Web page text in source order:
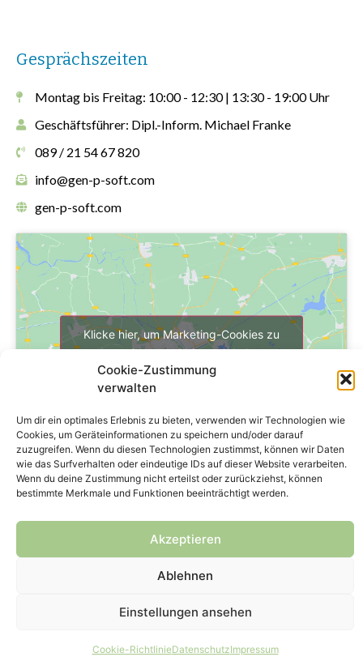
Cookie-Zustimmung
verwalten
Um dir ein optimales Erlebnis zu bieten, verwenden wir Technologien wie
Cookies, um Geräteinformationen zu speichern und/oder darauf
zuzugreifen. Wenn du diesen Technologien zustimmst, können wir Daten
wie das Surfverhalten oder eindeutige IDs auf dieser Website verarbeiten.
Wenn du deine Zustimmung nicht erteilst oder zurückziehst, können
bestimmte Merkmale und Funktionen beeinträchtigt werden.
Akzeptieren
Ablehnen
Einstellungen ansehen
Cookie-RichtlinieDatenschutzImpressum
Gesprächszeiten
Montag bis Freitag: 10:00 - 12:30 | 13:30 - 19:00 Uhr
Geschäftsführer: Dipl.-Inform. Michael Franke
089 / 21 54 67 820
info@gen-p-soft.com
gen-p-soft.com
Klicke hier, um Marketing-Cookies zu
akzeptieren und diesen Inhalt zu
aktivieren
Impressum Datenschutz Kontakt